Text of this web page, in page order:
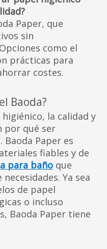
Paper, que
sin
como el
prácticas para
costes.
Baoda?
la calidad y
por qué ser
Paper es
fiables y de
para baño que
Ya sea
de papel
o incluso
Baoda Paper tiene